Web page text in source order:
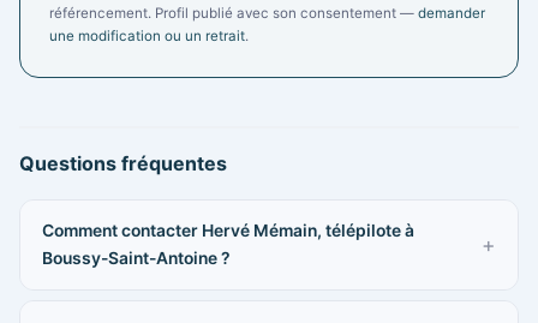
référencement. Profil publié avec son consentement — demander
une modification ou un retrait.
Questions fréquentes
Comment contacter Hervé Mémain, télépilote à
Boussy-Saint-Antoine ?